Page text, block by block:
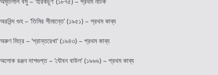
অরবিন্দ গুহ – ‘তিমির সীমান্তে’ (১৯৫১) – প্রথম কাব্য
অরুণ মিত্র – ‘প্রান্তরেখা’ (১৯৪৩) – প্রথম কাব্য
অলোক রঞ্জন দাশগুপ্ত – ‘যৌবন বাউল’ (১৯৬৬) – প্রথম কাব্য